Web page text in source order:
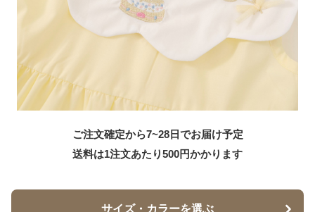
ご注文確定から7~28日でお届け予定
送料は1注文あたり500円かかります
サイズ・カラーを選ぶ